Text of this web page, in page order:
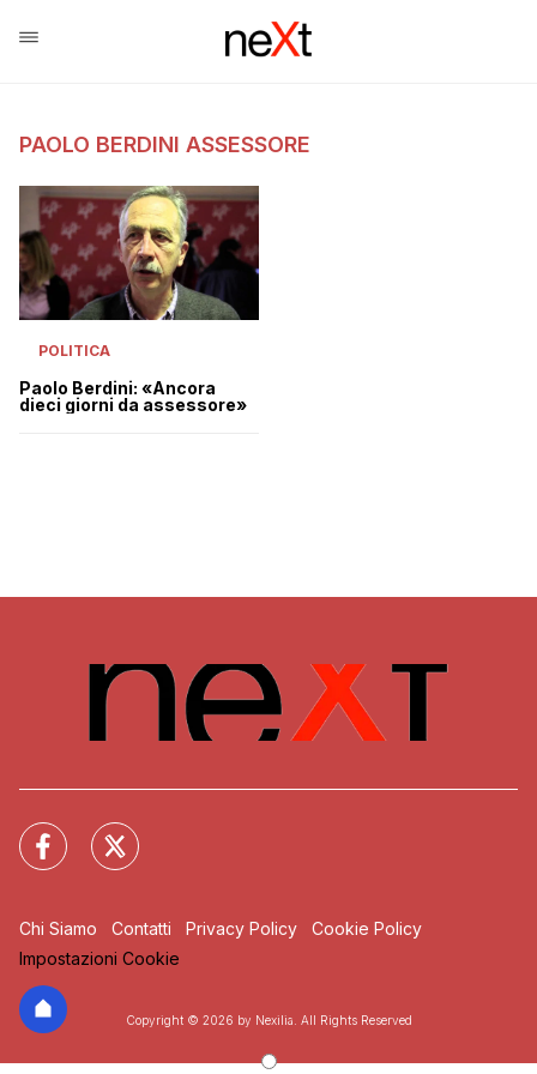
PAOLO BERDINI ASSESSORE
POLITICA
Paolo Berdini: «Ancora
dieci giorni da assessore»
Chi Siamo Contatti Privacy Policy
Cookie Policy
Impostazioni Cookie
Copyright © 2026 by Nexilia. All Rights Reserved